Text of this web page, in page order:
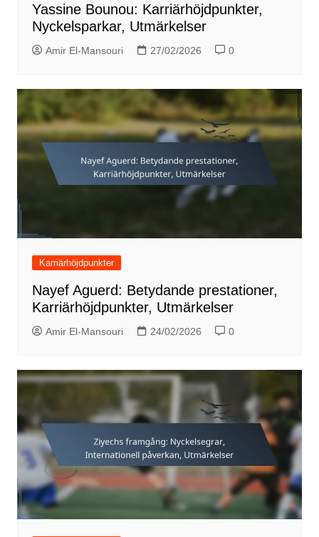
Yassine Bounou: Karriärhöjdpunkter,
Nyckelsparkar, Utmärkelser
Amir El-Mansouri 27/02/2026 0
Karriärhöjdpunkter
Nayef Aguerd: Betydande prestationer,
Karriärhöjdpunkter, Utmärkelser
Amir El-Mansouri 24/02/2026 0